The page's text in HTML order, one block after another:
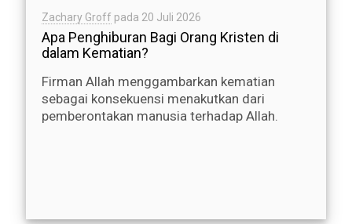
Zachary Groff pada 20 Juli 2026
Apa Penghiburan Bagi Orang Kristen di
dalam Kematian?
Firman Allah menggambarkan kematian
sebagai konsekuensi menakutkan dari
pemberontakan manusia terhadap Allah.